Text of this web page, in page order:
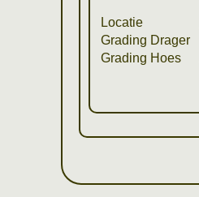
Locatie
Grading Drager
Grading Hoes